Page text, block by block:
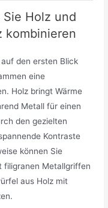
Holz und
kombinieren
den ersten Blick
eine
Holz bringt Wärme
Metall für einen
den gezielten
Kontraste
können Sie
filigranen Metallgriffen
aus Holz mit